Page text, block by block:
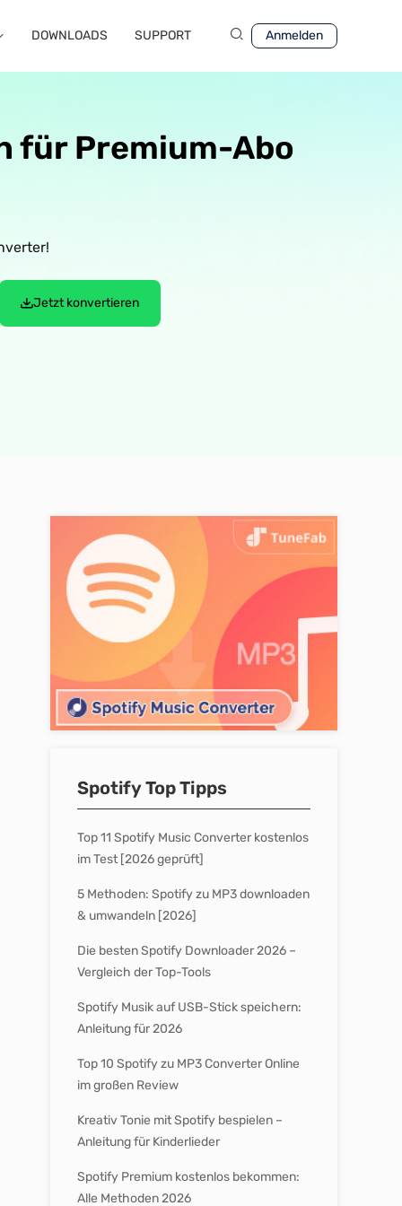
DOWNLOADS SUPPORT Anmelden
für Premium-Abo
Jetzt konvertieren
Spotify Top Tipps
Top 11 Spotify Music Converter kostenlos
im Test [2026 geprüft]
5 Methoden: Spotify zu MP3 downloaden
& umwandeln [2026]
Die besten Spotify Downloader 2026 –
Vergleich der Top-Tools
Spotify Musik auf USB-Stick speichern:
Anleitung für 2026
Top 10 Spotify zu MP3 Converter Online
im großen Review
Kreativ Tonie mit Spotify bespielen –
Anleitung für Kinderlieder
Spotify Premium kostenlos bekommen:
Alle Methoden 2026